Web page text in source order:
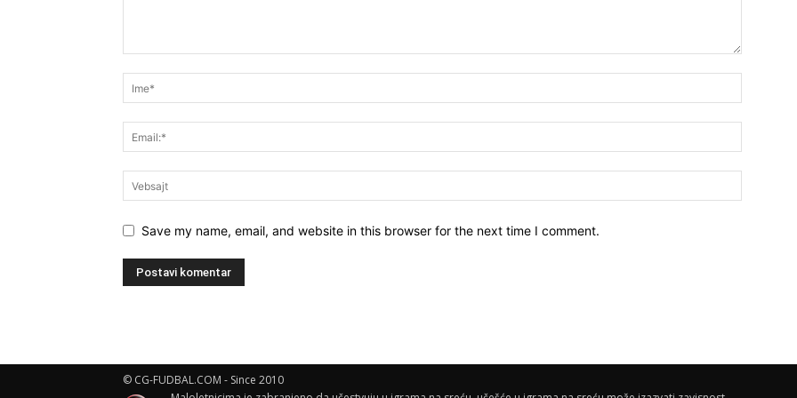
Save my name, email, and website in this browser for the next time I comment.
© CG-FUDBAL.COM - Since 2010